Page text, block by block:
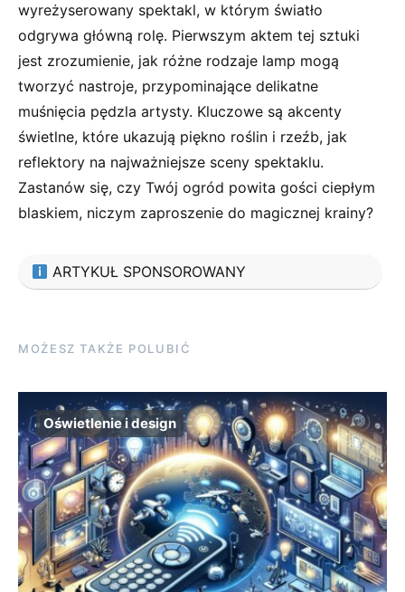
wyreżyserowany spektakl, w​ którym światło
odgrywa główną⁤ rolę. Pierwszym aktem tej sztuki
‌jest zrozumienie, jak ‍różne‍ rodzaje lamp mogą
tworzyć nastroje,‌ przypominające delikatne‌
muśnięcia‍ pędzla artysty. Kluczowe są⁤ akcenty
świetlne, które ukazują piękno roślin i rzeźb, jak⁤
reflektory na najważniejsze ‍sceny ⁢spektaklu.
⁣Zastanów ​się, czy Twój ogród powita⁤ gości ⁢ciepłym
blaskiem, niczym zaproszenie do magicznej krainy?
ARTYKUŁ SPONSOROWANY
MOŻESZ TAKŻE POLUBIĆ
Oświetlenie i design